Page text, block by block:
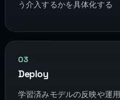
う介入するかを具体化する
03
Deploy
学習済みモデルの反映や運